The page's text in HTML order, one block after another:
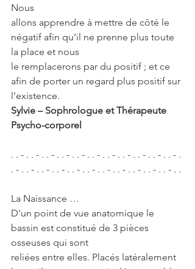
Nous
allons apprendre à mettre de côté le
négatif afin qu’il ne prenne plus toute
la place et nous
le remplacerons par du positif ; et ce
afin de porter un regard plus positif sur
l’existence.
Sylvie – Sophrologue et Thérapeute
Psycho-corporel
. . - . . - . . - . . - . . - . . - . . - . . - . . - . . - . . - .
. - . . - . . - . . - . . - . . - . . - . . - . . - . . - . . - . .
La Naissance …
D'un point de vue anatomique le
bassin est constitué de 3 pièces
osseuses qui sont
reliées entre elles. Placés latéralement